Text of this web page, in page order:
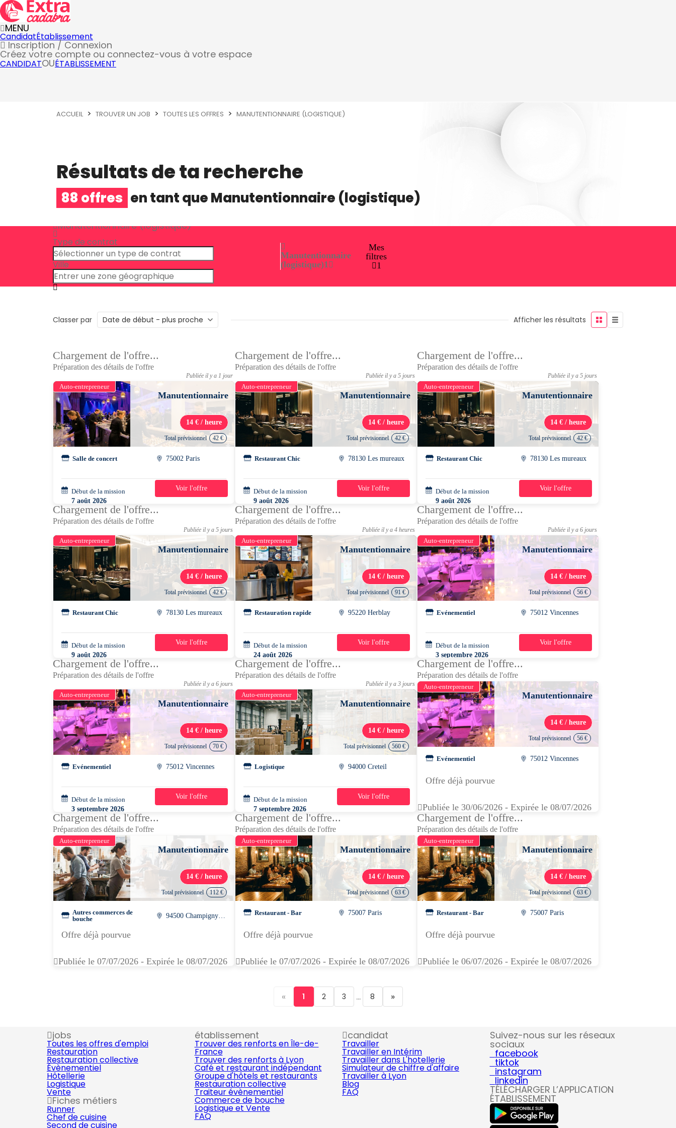
MENU
CandidatÉtablissement
Inscription / Connexion
Créez votre compte ou connectez-vous à votre espace
CANDIDATOUÉTABLISSEMENT
ACCUEIL TROUVER UN JOB TOUTES LES OFFRES MANUTENTIONNAIRE (LOGISTIQUE)
Résultats de ta recherche
88 offres en tant queManutentionnaire (logistique)
Manutentionnaire (logistique)
Type de contrat
Ville
Manutentionnaire
(logistique)1
Mes
filtres
1
Classer par Afficher les résultats
Chargement de l'offre...
Préparation des détails de l'offre
Publiée il y a 1 jour
Auto-entrepreneur
Manutentionnaire
14 € / heure
Total prévisionnel 42 €
Salle de concert 75002 Paris
Début de la mission
7 août 2026
10h00 - 13h00
1 jour
Voir l'offre
Chargement de l'offre...
Préparation des détails de l'offre
Publiée il y a 5 jours
Auto-entrepreneur
Manutentionnaire
14 € / heure
Total prévisionnel 42 €
Restaurant Chic 78130 Les mureaux
Début de la mission
9 août 2026
15h00 - 18h00
1 jour
Voir l'offre
Chargement de l'offre...
Préparation des détails de l'offre
Publiée il y a 5 jours
Auto-entrepreneur
Manutentionnaire
14 € / heure
Total prévisionnel 42 €
Restaurant Chic 78130 Les mureaux
Début de la mission
9 août 2026
15h00 - 18h00
1 jour
Voir l'offre
Chargement de l'offre...
Préparation des détails de l'offre
Publiée il y a 5 jours
Auto-entrepreneur
Manutentionnaire
14 € / heure
Total prévisionnel 42 €
Restaurant Chic 78130 Les mureaux
Début de la mission
9 août 2026
15h00 - 18h00
1 jour
Voir l'offre
Chargement de l'offre...
Préparation des détails de l'offre
Publiée il y a 4 heures
Auto-entrepreneur
Manutentionnaire
14 € / heure
Total prévisionnel 91 €
Restauration rapide 95220 Herblay
Début de la mission
24 août 2026
09h00 - 16h00
1 jour
Voir l'offre
Chargement de l'offre...
Préparation des détails de l'offre
Publiée il y a 6 jours
Auto-entrepreneur
Manutentionnaire
14 € / heure
Total prévisionnel 56 €
Evénementiel 75012 Vincennes
Début de la mission
3 septembre 2026
07h00 - 11h00
1 jour
Voir l'offre
Chargement de l'offre...
Préparation des détails de l'offre
Publiée il y a 6 jours
Auto-entrepreneur
Manutentionnaire
14 € / heure
Total prévisionnel 70 €
Evénementiel 75012 Vincennes
Début de la mission
3 septembre 2026
21h00 - 02h00
1 jour
Voir l'offre
Chargement de l'offre...
Préparation des détails de l'offre
Publiée il y a 3 jours
Auto-entrepreneur
Manutentionnaire
14 € / heure
Total prévisionnel 560 €
Logistique 94000 Creteil
Début de la mission
7 septembre 2026
04h00 - 12h00
5 jours
Voir l'offre
Chargement de l'offre...
Préparation des détails de l'offre
Auto-entrepreneur
Manutentionnaire
14 € / heure
Total prévisionnel 56 €
Evénementiel 75012 Vincennes
Offre déjà pourvue
Publiée le 30/06/2026 - Expirée le 08/07/2026
Chargement de l'offre...
Préparation des détails de l'offre
Auto-entrepreneur
Manutentionnaire
14 € / heure
Total prévisionnel 112 €
Autres commerces de
bouche
Offre déjà pourvue
Publiée le 07/07/2026 - Expirée le 08/07/2026
Chargement de l'offre...
Préparation des détails de l'offre
Auto-entrepreneur
Manutentionnaire
14 € / heure
Total prévisionnel 63 €
Restaurant - Bar 75007 Paris
Offre déjà pourvue
Publiée le 07/07/2026 - Expirée le 08/07/2026
Chargement de l'offre...
Préparation des détails de l'offre
Auto-entrepreneur
Manutentionnaire
14 € / heure
Total prévisionnel 63 €
Restaurant - Bar 75007 Paris
Offre déjà pourvue
Publiée le 06/07/2026 - Expirée le 08/07/2026
« 1 2 3 ... 8 »
jobs
Toutes les offres d'emploi
Restauration
Restauration collective
Évènementiel
Hôtellerie
Logistique
Vente
Fiches métiers
Runner
Chef de cuisine
Second de cuisine
établissement
Trouver des renforts en Île-de-
France
Trouver des renforts à Lyon
Café et restaurant indépendant
Groupe d'hôtels et restaurants
Restauration collective
Traiteur évènementiel
Commerce de bouche
Logistique et Vente
FAQ
candidat
Travailler
Travailler en Intérim
Travailler dans L'hotellerie
Simulateur de chiffre d'affaire
Travailler à Lyon
Blog
FAQ
Suivez-nous sur les réseaux
sociaux
facebook
tiktok
instagram
linkedin
TÉLÉCHARGER L’APPLICATION
ÉTABLISSEMENT